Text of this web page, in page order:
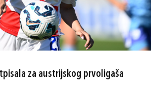
za austrijskog prvoligaša